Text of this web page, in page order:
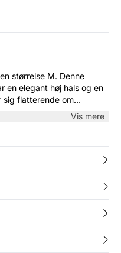
M. Denne
en elegant høj hals og en
flatterende om
og særlige lejligheder.
en nederdel for et
Vis mere